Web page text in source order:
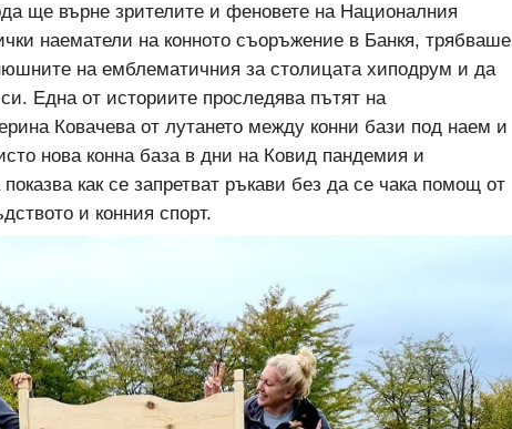
ще върне зрителите и феновете на Националния
наематели на конното съоръжение в Банкя, трябваше
на емблематичния за столицата хиподрум и да
Една от историите проследява пътят на
Ковачева от лутането между конни бази под наем и
нова конна база в дни на Ковид пандемия и
как се запретват ръкави без да се чака помощ от
и конния спорт.